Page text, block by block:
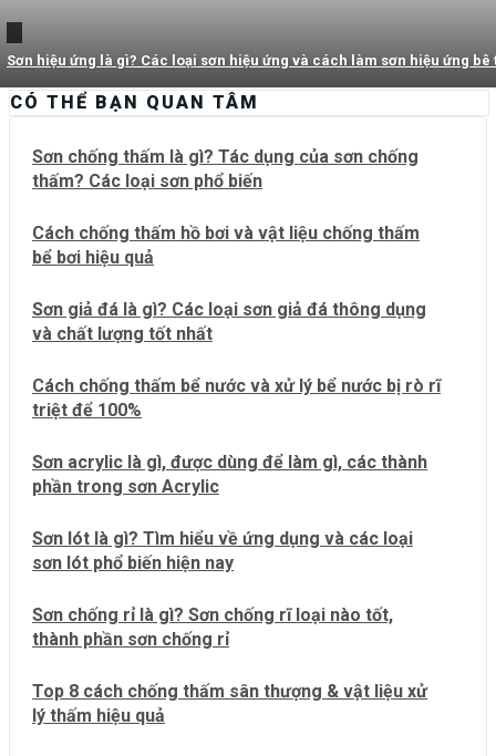
Sơn hiệu ứng là gì? Các loại sơn hiệu ứng và cách làm sơn hiệu ứng bê
CÓ THỂ BẠN QUAN TÂM
Sơn chống thấm là gì? Tác dụng của sơn chống
thấm? Các loại sơn phổ biến
Cách chống thấm hồ bơi và vật liệu chống thấm
bể bơi hiệu quả
Sơn giả đá là gì? Các loại sơn giả đá thông dụng
và chất lượng tốt nhất
Cách chống thấm bể nước và xử lý bể nước bị rò rĩ
triệt để 100%
Sơn acrylic là gì, được dùng để làm gì, các thành
phần trong sơn Acrylic
Sơn lót là gì? Tìm hiểu về ứng dụng và các loại
sơn lót phổ biến hiện nay
Sơn chống rỉ là gì? Sơn chống rĩ loại nào tốt,
thành phần sơn chống rỉ
Top 8 cách chống thấm sân thượng & vật liệu xử
lý thấm hiệu quả